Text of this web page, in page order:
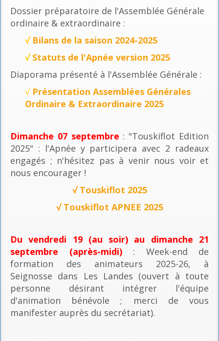
Dossier préparatoire de l'Assemblée Générale
ordinaire & extraordinaire :
√ Bilans de la saison 2024-2025
√ Statuts de l'Apnée version 2025
Diaporama présenté à l'Assemblée Générale :
√ Présentation Assemblées Générales
Ordinaire & Extraordinaire 2025
Dimanche 07 septembre : "Touskiflot Edition
2025" : l'Apnée y participera avec 2 radeaux
engagés ; n'hésitez pas à venir nous voir et
nous encourager !
√ Touskiflot 2025
√ Touskiflot APNEE 2025
Du vendredi 19 (au soir) au dimanche 21
septembre (après-midi): Week-end de
formation des animateurs 2025-26, à
Seignosse dans Les Landes (ouvert à toute
personne désirant intégrer l'équipe
d'animation bénévole ; merci de vous
manifester auprès du secrétariat).